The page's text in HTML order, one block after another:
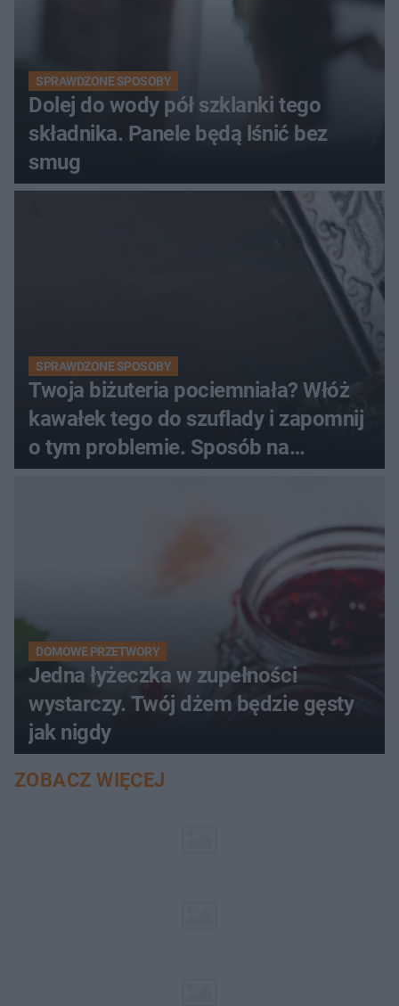
SPRAWDZONE SPOSOBY
Dolej do wody pół szklanki tego
składnika. Panele będą lśnić bez
smug
SPRAWDZONE SPOSOBY
Twoja biżuteria pociemniała? Włóż
kawałek tego do szuflady i zapomnij
o tym problemie. Sposób na
pociemniałą biżuterię
DOMOWE PRZETWORY
Jedna łyżeczka w zupełności
wystarczy. Twój dżem będzie gęsty
jak nigdy
ZOBACZ WIĘCEJ